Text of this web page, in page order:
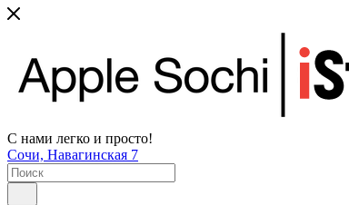
С нами легко и просто!
Сочи, Навагинская 7